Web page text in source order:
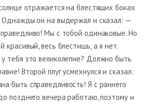
отражается на блестящих боках
Однажды он на выдержал и сказал: —
Мы с тобой одинаковые. Но
красивый, весь блестишь, а я нет.
тебя это великолепие? Должно быть
Второй плуг усмехнулся и сказал:
быть справедливость! Я с раннего
позднего вечера работаю, поэтому и